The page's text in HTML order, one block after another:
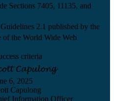
Sections 7405, 11135, and
2.1 published by the
the World Wide Web
criteria
6, 2025
Capulong
Information Officer